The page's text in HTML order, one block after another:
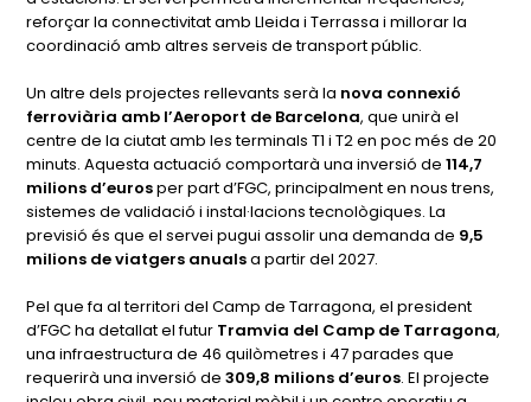
reforçar la connectivitat amb Lleida i Terrassa i millorar la
coordinació amb altres serveis de transport públic.
Un altre dels projectes rellevants serà la nova connexió
ferroviària amb l’Aeroport de Barcelona, que unirà el
centre de la ciutat amb les terminals T1 i T2 en poc més de 20
minuts. Aquesta actuació comportarà una inversió de114,7
milions d’eurosper part d’FGC, principalment en nous trens,
sistemes de validació i instal·lacions tecnològiques. La
previsió és que el servei pugui assolir una demanda de 9,5
milions de viatgers anualsa partir del 2027.
Pel que fa al territori del Camp de Tarragona, el president
d’FGC ha detallat el futur Tramvia del Camp de Tarragona,
una infraestructura de 46 quilòmetres i 47 parades que
requerirà una inversió de309,8 milions d’euros. El projecte